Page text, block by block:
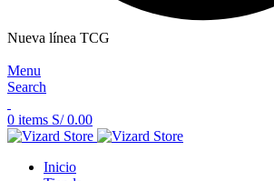
Nueva línea TCG
Menu
Search
0 items S/0.00
Inicio